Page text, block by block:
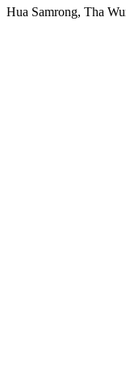
Hua Samrong, Tha